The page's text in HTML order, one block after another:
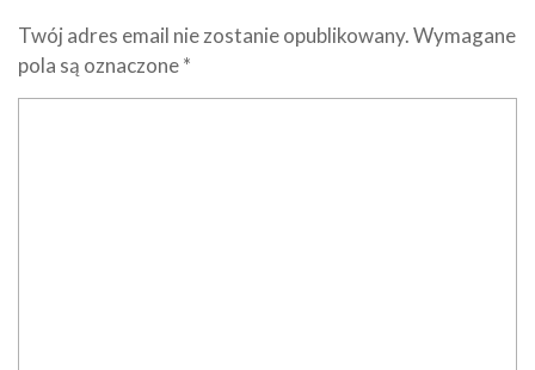
Twój adres email nie zostanie opublikowany.Wymagane
pola są oznaczone*